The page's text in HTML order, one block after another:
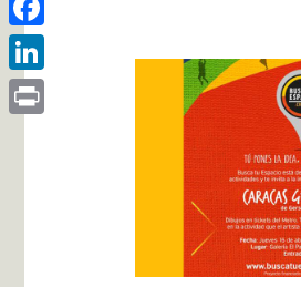
Facebook
LinkedIn